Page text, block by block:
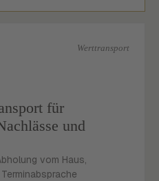
Werttransport
für
und
vom Haus,